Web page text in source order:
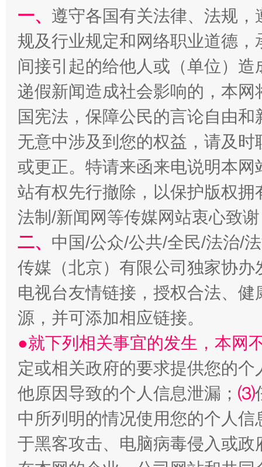
魏明
“刷贴”乱象丛生
生
揭批美国五大"原罪" "炒
一、 遵守各国有关法律、法规
规及行业规定和网络职业道德
间接引起的给他人或（单位）
递假新闻造成社会影响的，本
国宪法，保障公民的言论自由
无意中涉及到您的权益，请及
或更正。特请来函来电说明本
站有权先行撤除，以保护版权
法制/新闻网等传媒网站衷心致
二、 中国/公众/公共/全民/法治/
传媒（北京）有限公司独家协
电视台友情链接，授权合法、
源，并可添加相应链接。
●就下列相关事宜的发生，本网
定或相关政府的要求提供您的个
他原因导致的个人信息泄漏； ⑶
中所列明的情况使用您的个人
于黑客攻击、电脑病毒侵入或